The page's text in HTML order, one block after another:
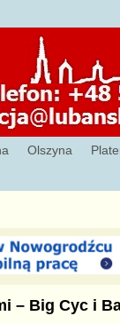
Olszyna
– Big Cyc i